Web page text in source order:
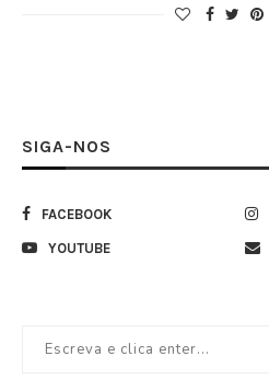
SIGA-NOS
FACEBOOK
YOUTUBE